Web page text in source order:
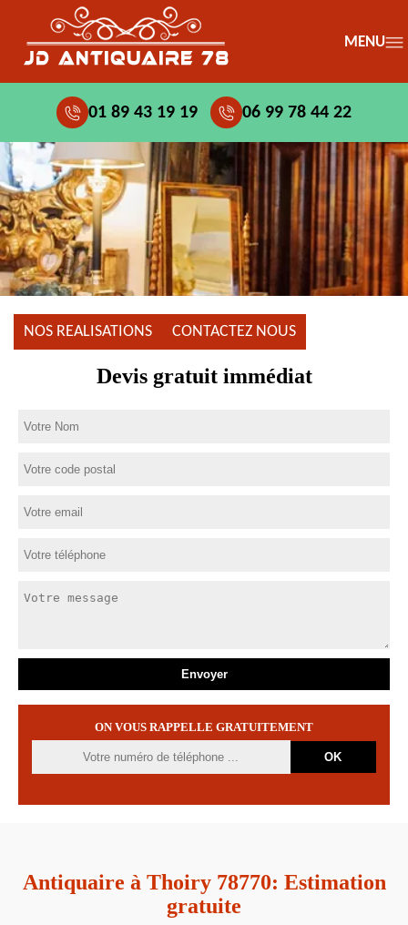
MENU
01 89 43 19 19 06 99 78 44 22
NOS REALISATIONS CONTACTEZ NOUS
Devis gratuit immédiat
ON VOUS RAPPELLE GRATUITEMENT
Antiquaire à Thoiry 78770: Estimation
gratuite